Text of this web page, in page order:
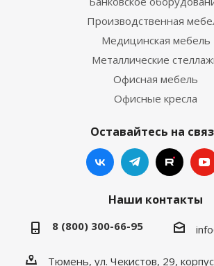
Производственная
Медицинская мебель
Металлические
Офисная мебель
Офисные кресла
Оставайтесь на
Наши контакты
8 (800) 300-66-95
Тюмень, ул. Чекистов, 29,